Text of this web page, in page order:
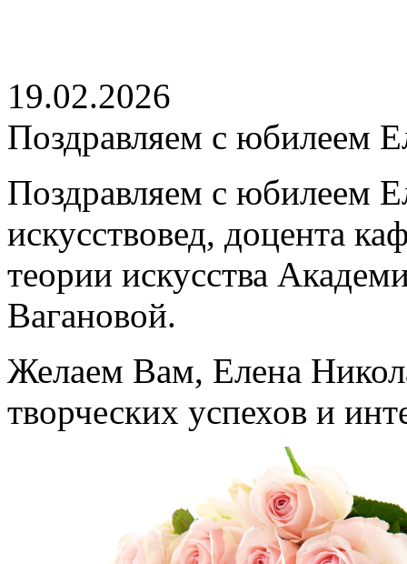
19.02.2026
Поздравляем с юбилеем
Поздравляем с юбилеем
искусствовед, доцента
теории искусства
Вагановой.
Желаем Вам, Елена
творческих успехов и